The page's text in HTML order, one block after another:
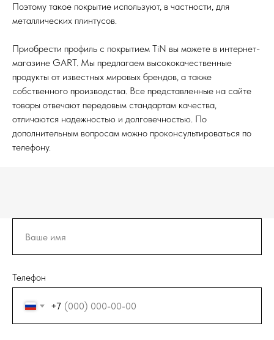
Поэтому такое покрытие используют, в частности, для
металлических плинтусов.
Приобрести профиль с покрытием TiN вы можете в интернет-
магазине GART. Мы предлагаем высококачественные
продукты от известных мировых брендов, а также
собственного производства. Все представленные на сайте
товары отвечают передовым стандартам качества,
отличаются надежностью и долговечностью. По
дополнительным вопросам можно проконсультироваться по
телефону.
Телефон
+7